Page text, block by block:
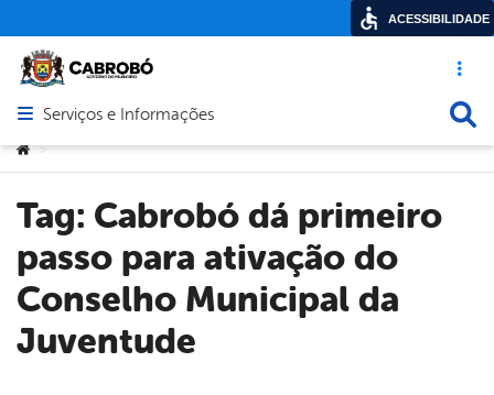
Acesso
Abrir menu principal de navegação
Serviços e Informações
Você está aqui:
>
Tag: Cabrobó dá primeiro
passo para ativação do
Conselho Municipal da
Juventude
ACESSIBILIDADE